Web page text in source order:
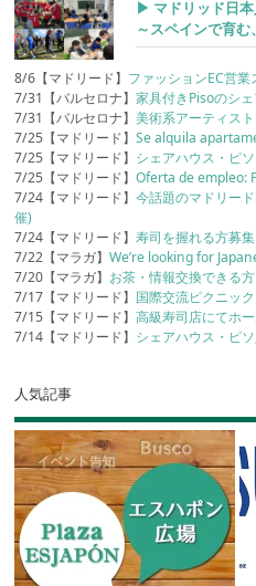
▶︎ マドリッド日
～スペインで育
8/6【マドリード】 ファッションEC営
7/31【バルセロナ】家具付きPisoのシ
7/31【バルセロナ】美術系アーティス
7/25【マドリード】Se alquila
7/25【マドリード】 シェアハウス・ピ
7/25【マドリード】Oferta de empleo:
7/24【マドリード】今話題のマドリー
催)
7/24【マドリード】寿司を握れる方募集
7/22【マラガ】We’re looking for
7/20【マラガ】 お茶・情報交換できる
7/17【マドリード】 国際交流ピクニッ
7/15【マドリード】高級寿司店にてホ
7/14【マドリード】 シェアハウス・ピ
人気記事